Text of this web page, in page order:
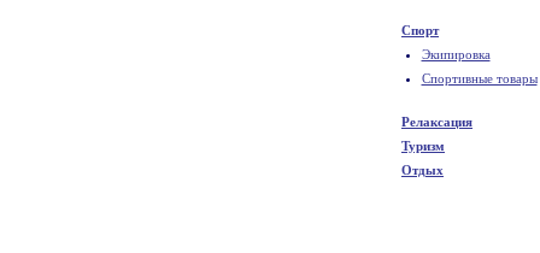
Спорт
Экипировка
Спортивные товары
Релаксация
Туризм
Отдых